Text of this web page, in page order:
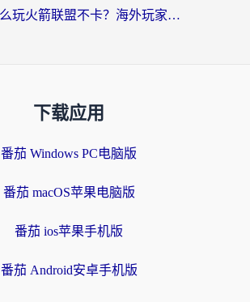
在美国怎么玩火箭联盟不卡？海外玩家国服游戏加速终极指南（附明日方舟美版王者荣耀优化技巧）
下载应用
番茄 Windows PC电脑版
番茄 macOS苹果电脑版
番茄 ios苹果手机版
番茄 Android安卓手机版